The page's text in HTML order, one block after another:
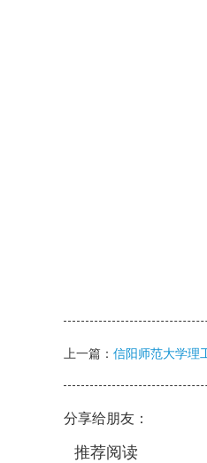
上一篇： 信阳师范大学理
分享给朋友：
推荐阅读